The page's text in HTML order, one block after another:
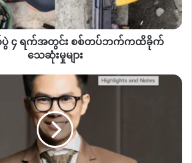
တစ်ကြောင်းငအိုးကနေ ရွှေကူမြို့ဘက်ကိုဦးတည်
နယ်PDFပူးပေါင်းတပ်တွေ ကြားဖြတ်တိုက်ခိုက်
ပြီး ငအိုးရွာထဲပြန်ဆုတ်ခွာသွားတယ်လို့သိရပါ
တွေစစ်ရေးလှုပ်ရှားမှုတွေကြောင့် ငအိုး
ဒေသခံတွေသွားလာရေးခက်ခဲနေကြောင်း
မိတ်ချင်းထိစပ်နေတဲ့ ရွှေကူမြို့နယ်မှာတော့
ပွဲ ၄ ရက်အတွင်း စစ်တပ်ဘက်ကထိခိုက်
သေဆုံးမှုများ